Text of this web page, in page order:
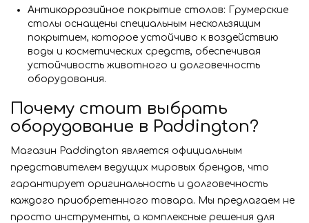
Антикоррозийное покрытие столов: Грумерские
столы оснащены специальным нескользящим
покрытием, которое устойчиво к воздействию
воды и косметических средств, обеспечивая
устойчивость животного и долговечность
оборудования.
Почему стоит выбрать
оборудование в Paddington?
Магазин Paddington является официальным
представителем ведущих мировых брендов, что
гарантирует оригинальность и долговечность
каждого приобретенного товара. Мы предлагаем не
просто инструменты, а комплексные решения для